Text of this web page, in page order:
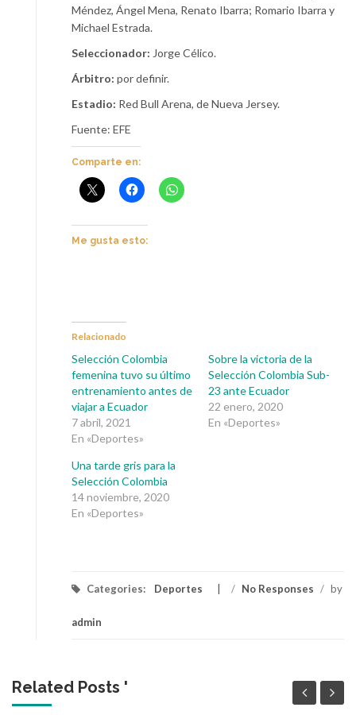
Méndez, Ángel Mena, Renato Ibarra; Romario Ibarra y
Michael Estrada.
Seleccionador: Jorge Célico.
Árbitro: por definir.
Estadio: Red Bull Arena, de Nueva Jersey.
Fuente: EFE
Comparte en:
Me gusta esto:
Relacionado
Selección Colombia
femenina tuvo su último
entrenamiento antes de
viajar a Ecuador
7 abril, 2021
En «Deportes»
Sobre la victoria de la
Selección Colombia Sub-
23 ante Ecuador
22 enero, 2020
En «Deportes»
Una tarde gris para la
Selección Colombia
14 noviembre, 2020
En «Deportes»
Categories: Deportes / No Responses / by
admin
Related Posts '